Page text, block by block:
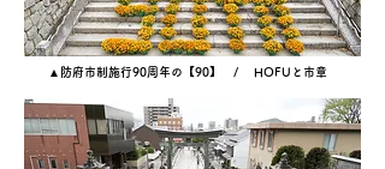
▲防府市制施行90周年の【90】 / HOFUと市章